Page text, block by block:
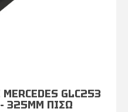
GLC253
325MM ΠΙΣΩ